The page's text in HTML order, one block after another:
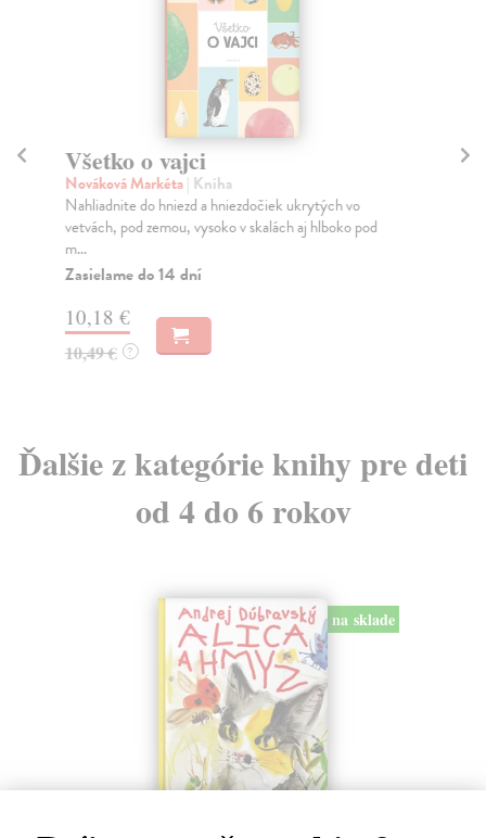
Všetko o vajci
Nováková Markéta| Kniha
Nahliadnite do hniezd a hniezdočiek ukrytých vo
vetvách, pod zemou, vysoko v skalách aj hlboko pod
m...
Zasielame do 14 dní
10,18 €
10,49 € ?
Ďalšie z kategórie knihy pre deti
od 4 do 6 rokov
na sklade